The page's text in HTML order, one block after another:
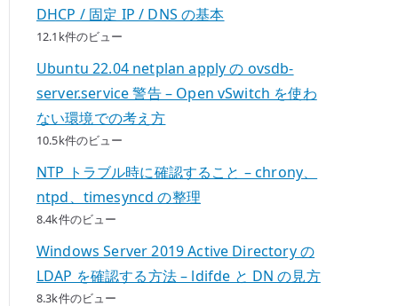
DHCP / 固定 IP / DNS の基本
12.1k件のビュー
Ubuntu 22.04 netplan apply の ovsdb-
server.service 警告 – Open vSwitch を使わ
ない環境での考え方
10.5k件のビュー
NTP トラブル時に確認すること – chrony、
ntpd、timesyncd の整理
8.4k件のビュー
Windows Server 2019 Active Directory の
LDAP を確認する方法 – ldifde と DN の見方
8.3k件のビュー